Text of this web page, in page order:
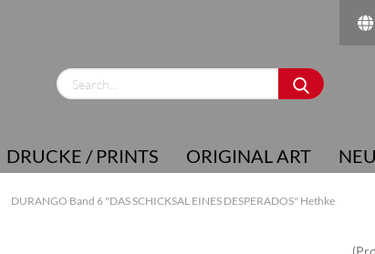
Change language
DRUCKE / PRINTS ORIGINAL ART
DURANGO Band 6 "DAS SCHICKSAL EINES DESPERADOS" Hethke